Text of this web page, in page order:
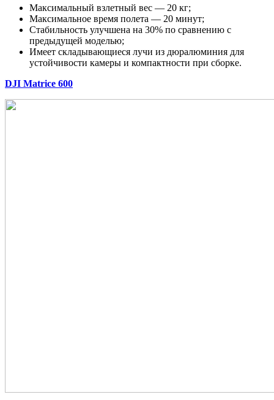
Максимальный взлетный вес — 20 кг;
Максимальное время полета — 20 минут;
Стабильность улучшена на 30% по сравнению с
предыдущей моделью;
Имеет складывающиеся лучи из дюралюминия для
устойчивости камеры и компактности при сборке.
DJI Matrice 600